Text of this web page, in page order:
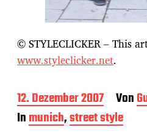
© STYLECLICKER – This
www.styleclicker.net.
B
e
i
12. Dezember 2007 Von
Inmunich,street style